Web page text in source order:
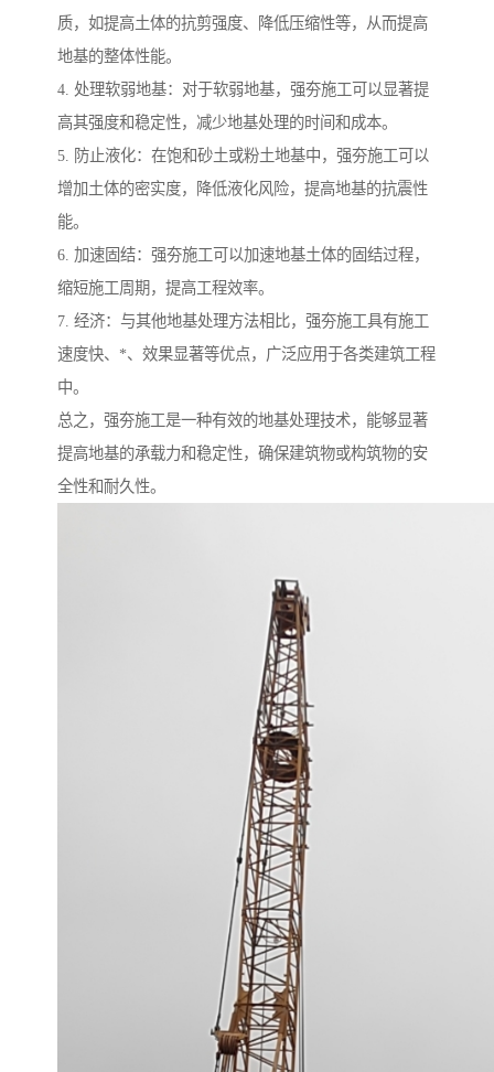
质，如提高土体的抗剪强度、降低压缩性等，从而提高
地基的整体性能。
4. 处理软弱地基：对于软弱地基，强夯施工可以显著提
高其强度和稳定性，减少地基处理的时间和成本。
5. 防止液化：在饱和砂土或粉土地基中，强夯施工可以
增加土体的密实度，降低液化风险，提高地基的抗震性
能。
6. 加速固结：强夯施工可以加速地基土体的固结过程，
缩短施工周期，提高工程效率。
7. 经济：与其他地基处理方法相比，强夯施工具有施工
速度快、*、效果显著等优点，广泛应用于各类建筑工程
中。
总之，强夯施工是一种有效的地基处理技术，能够显著
提高地基的承载力和稳定性，确保建筑物或构筑物的安
全性和耐久性。